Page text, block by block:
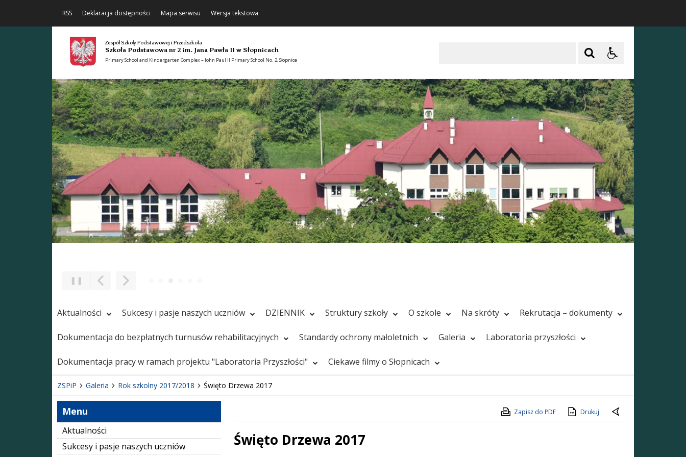
RSS Deklaracja dostępności Mapa serwisu Wersja tekstowa
Zespół Szkoły Podstawowej i Przedszkola
Szkoła Podstawowa nr 2 im. Jana Pawła II w Słopnicach
Primary School and Kindergarten Complex – John Paul II Primary School No. 2, Słopnice
Poprzedni Element
Następny Element
❚❚
Aktualności Sukcesy i pasje naszych uczniów DZIENNIK Struktury szkoły O szkole Na skróty Rekrutacja – dokumenty
Dokumentacja do bezpłatnych turnusów rehabilitacyjnych Standardy ochrony małoletnich Galeria Laboratoria przyszłości
Dokumentacja pracy w ramach projektu "Laboratoria Przyszłości" Ciekawe filmy o Słopnicach
ZSPiP Galeria Rok szkolny 2017/2018 Święto Drzewa 2017
Menu
Aktualności
Sukcesy i pasje naszych uczniów
Zapisz do PDF Drukuj
Święto Drzewa 2017